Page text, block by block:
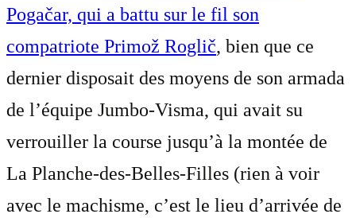
Pogačar, qui a battu sur le fil son
compatriote Primož Roglič, bien que ce
dernier disposait des moyens de son armada
de l’équipe Jumbo-Visma, qui avait su
verrouiller la course jusqu’à la montée de
La Planche-des-Belles-Filles (rien à voir
avec le machisme, c’est le lieu d’arrivée de